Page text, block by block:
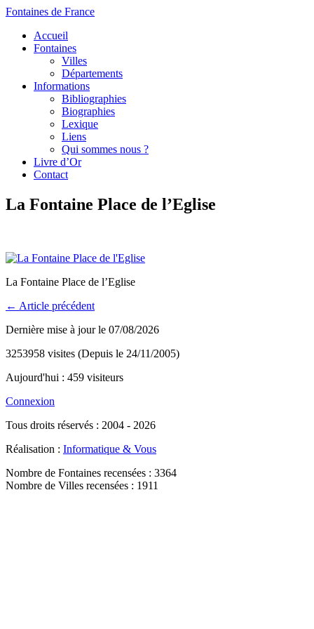
Fontaines de France
Accueil
Fontaines
Villes
Départements
Informations
Bibliographies
Biographies
Lexique
Liens
Qui sommes nous ?
Livre d’Or
Contact
La Fontaine Place de l’Eglise
La Fontaine Place de l’Eglise
← Article précédent
Dernière mise à jour le 07/08/2026
3253958 visites (Depuis le 24/11/2005)
Aujourd'hui : 459 visiteurs
Connexion
Tous droits réservés : 2004 - 2026
Réalisation : Informatique & Vous
Nombre de Fontaines recensées : 3364
Nombre de Villes recensées : 1911